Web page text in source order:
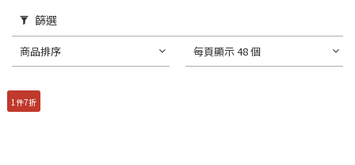
篩選
商品排序 每頁顯示 48 個
1件7折